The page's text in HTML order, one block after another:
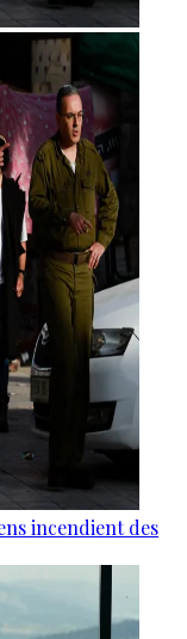
incendient des